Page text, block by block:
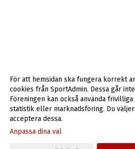
Gå till Webbversion
För att hemsidan ska fungera korrekt
cookies från SportAdmin. Dessa går
Föreningen kan också använda
statistik eller marknadsföring. Du
acceptera dessa.
Anpassa dina val